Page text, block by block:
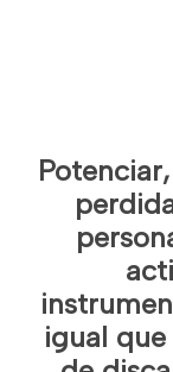
igual